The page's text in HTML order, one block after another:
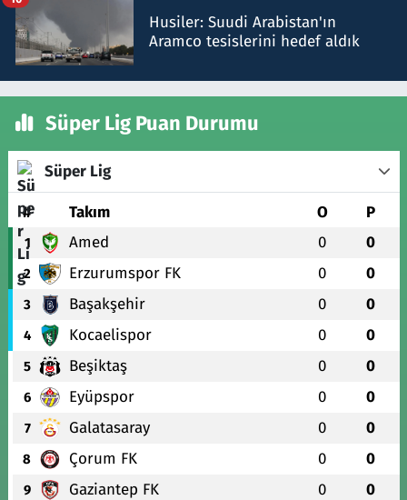
Husiler: Suudi Arabistan'ın
Aramco tesislerini hedef aldık
Süper Lig Puan Durumu
Süper Lig
# Takım O P
1 Amed 0 0
2 Erzurumspor FK 0 0
3 Başakşehir 0 0
4 Kocaelispor 0 0
5 Beşiktaş 0 0
6 Eyüpspor 0 0
7 Galatasaray 0 0
8 Çorum FK 0 0
9 Gaziantep FK 0 0